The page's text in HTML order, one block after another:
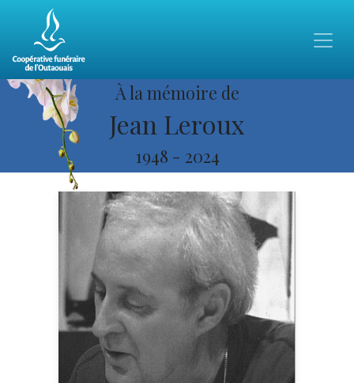
À la mémoire de
Jean Leroux
1948 - 2024